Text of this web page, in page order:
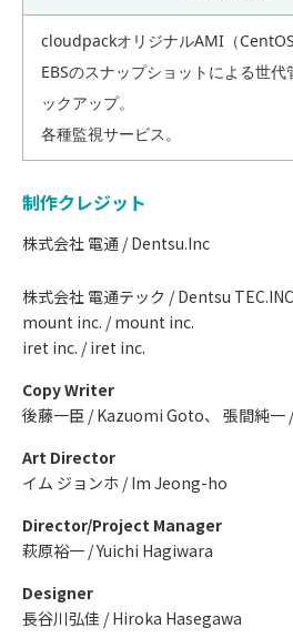
cloudpackオリジナルAMI（CentOS
EBSのスナップショットによる世
ックアップ。
各種監視サービス。
制作クレジット
株式会社 電通 / Dentsu.Inc
株式会社 電通テック / Dentsu TEC.INC
mount inc. / mount inc.
iret inc. / iret inc.
Copy Writer
後藤一臣 / Kazuomi Goto、 張間純
Art Director
イム ジョンホ / Im Jeong-ho
Director/Project Manager
萩原裕一 / Yuichi Hagiwara
Designer
長谷川弘佳 / Hiroka Hasegawa